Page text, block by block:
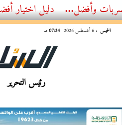
الخميس ، 6 أغسطس 2026 07:34 مـ
رئيس التحرير